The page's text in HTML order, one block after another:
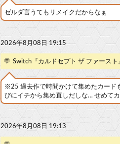
ゼルダ言うてもリメイクだからなぁ
2026年8月08日 19:15
💬 Switch『カルドセプト ザ ファース
※25 過去作で時間かけて集めたカード
びにイチから集め直しだしな… せめて
2026年8月08日 19:13